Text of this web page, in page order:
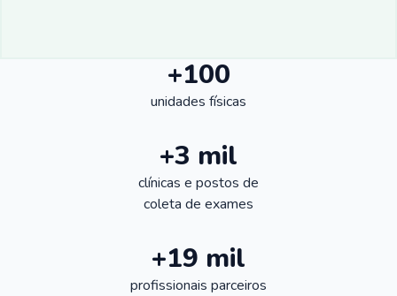
+100
unidades físicas
+3 mil
clínicas e postos de
coleta de exames
+19 mil
profissionais parceiros